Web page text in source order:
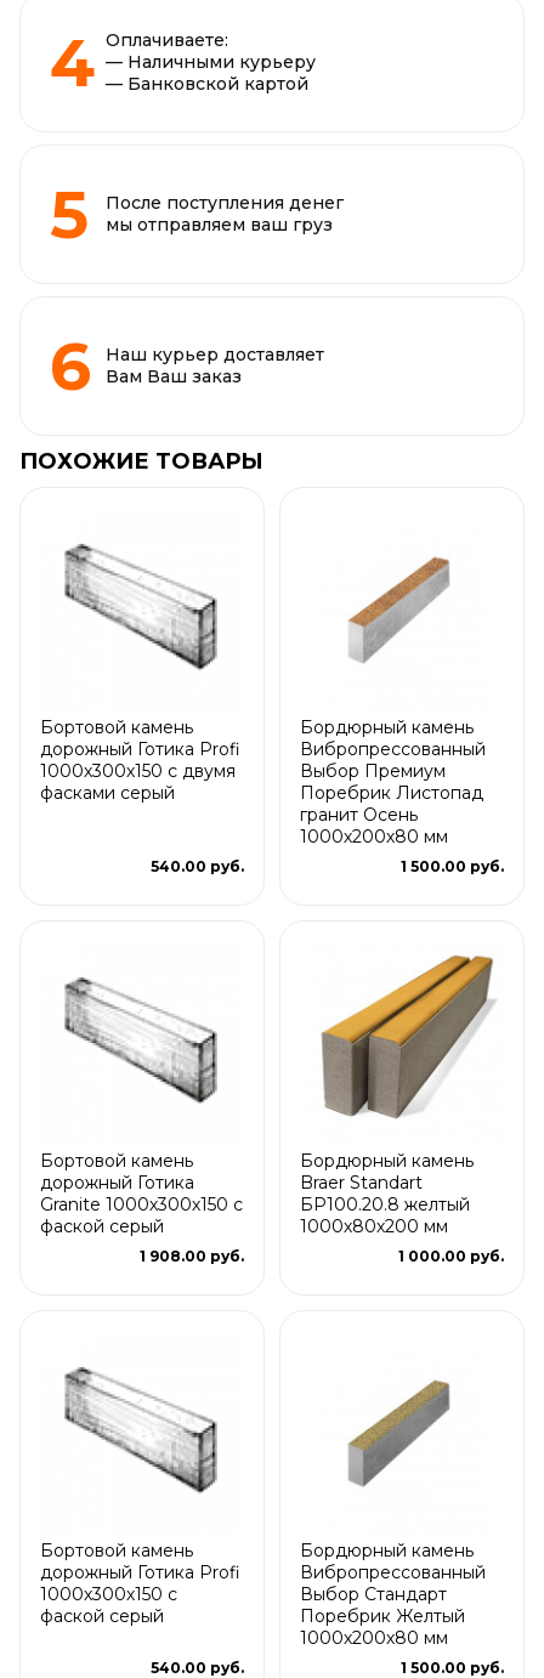
Оплачиваете:
— Наличными курьеру
— Банковской картой
После поступления денег
мы отправляем ваш груз
Наш курьер доставляет
Вам Ваш заказ
ПОХОЖИЕ ТОВАРЫ
Бортовой камень
дорожный Готика Profi
1000х300х150 с двумя
фасками серый
540.00 руб.
Бордюрный камень
Вибропрессованный
Выбор Премиум
Поребрик Листопад
гранит Осень
1000х200х80 мм
1 500.00 руб.
Бортовой камень
дорожный Готика
Granite 1000х300х150 с
фаской серый
1 908.00 руб.
Бордюрный камень
Braer Standart
БР100.20.8 желтый
1000х80х200 мм
1 000.00 руб.
Бортовой камень
дорожный Готика Profi
1000х300х150 с
фаской серый
540.00 руб.
Бордюрный камень
Вибропрессованный
Выбор Стандарт
Поребрик Желтый
1000х200х80 мм
1 500.00 руб.